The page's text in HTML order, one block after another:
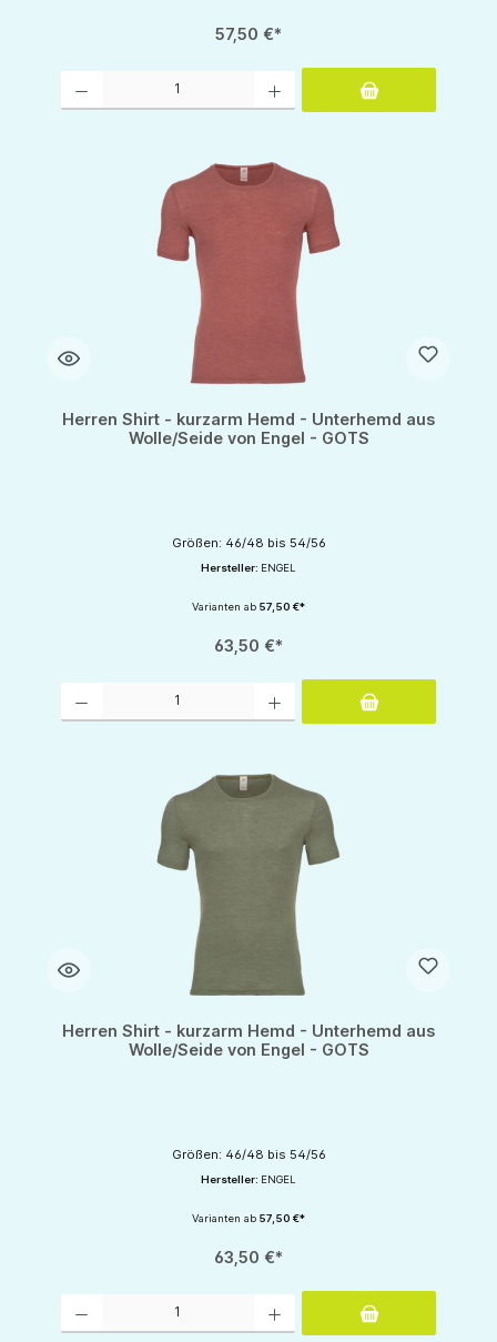
57,50 €*
Herren Shirt - kurzarm Hemd - Unterhemd aus
Wolle/Seide von Engel - GOTS
Größen: 46/48 bis 54/56
Hersteller: ENGEL
Varianten ab 57,50 €*
63,50 €*
Herren Shirt - kurzarm Hemd - Unterhemd aus
Wolle/Seide von Engel - GOTS
Größen: 46/48 bis 54/56
Hersteller: ENGEL
Varianten ab 57,50 €*
63,50 €*